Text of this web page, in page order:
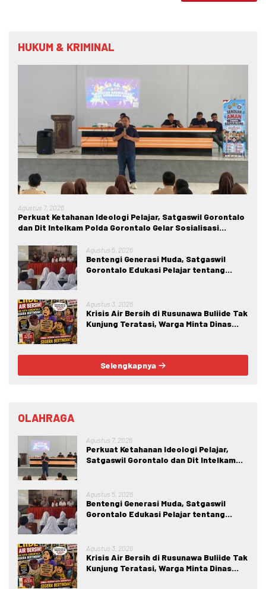
HUKUM & KRIMINAL
Agustus 7, 2026
Perkuat Ketahanan Ideologi Pelajar, Satgaswil Gorontalo
dan Dit Intelkam Polda Gorontalo Gelar Sosialisasi
Agustus 5, 2026
Bentengi Generasi Muda, Satgaswil
Gorontalo Edukasi Pelajar tentang
Agustus 3, 2026
Krisis Air Bersih di Rusunawa Buliide Tak
Kunjung Teratasi, Warga Minta Dinas
Selengkapnya
OLAHRAGA
Agustus 7, 2026
Perkuat Ketahanan Ideologi Pelajar,
Satgaswil Gorontalo dan Dit Intelkam
Kabila
Agustus 5, 2026
Bentengi Generasi Muda, Satgaswil
Gorontalo Edukasi Pelajar tentang
Agustus 3, 2026
Krisis Air Bersih di Rusunawa Buliide Tak
Kunjung Teratasi, Warga Minta Dinas